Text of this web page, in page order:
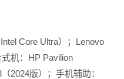
Core Ultra）；Lenovo
机：HP Pavilion
2024版）；手机辅助：